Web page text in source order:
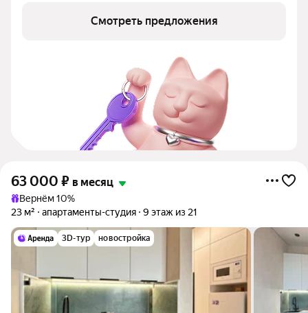
Смотреть предложения
63 000 ₽ в месяц
Вернём 10%
23 м²
апартаменты-студия 9 этаж из 21
3D-тур новостройка